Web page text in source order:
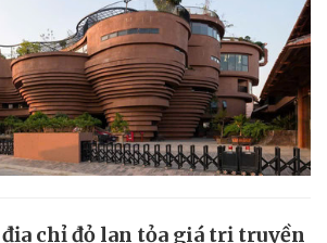
chỉ đỏ lan tỏa giá trị truyền